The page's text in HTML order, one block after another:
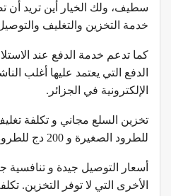
سطيف، ولك الخيار أين تريد أن
خدمة التخزين والتغليف
كما تدعم خدمة الدفع عند
الدفع التي يعتمد عليها أغلب
الإلكترونية في الجزائر.
للطرود الصغيرة و 200 دج للطرود الكبيرة.
أسعار التوصيل جيدة و تنافسية
الأخرى التي لا توفر التخزين.